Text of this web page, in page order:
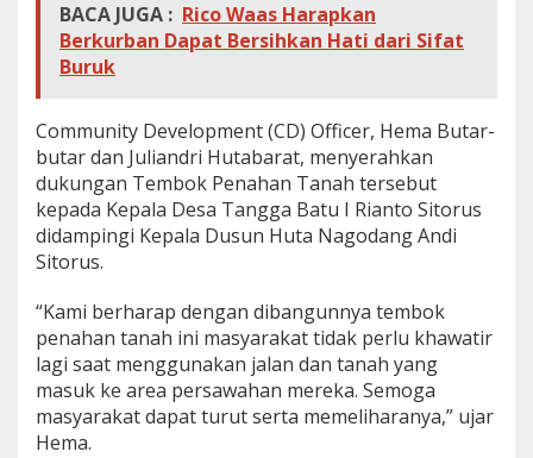
BACA JUGA : Rico Waas Harapkan
Berkurban Dapat Bersihkan Hati dari Sifat
Buruk
Community Development (CD) Officer, Hema Butar-
butar dan Juliandri Hutabarat, menyerahkan
dukungan Tembok Penahan Tanah tersebut
kepada Kepala Desa Tangga Batu I Rianto Sitorus
didampingi Kepala Dusun Huta Nagodang Andi
Sitorus.
“Kami berharap dengan dibangunnya tembok
penahan tanah ini masyarakat tidak perlu khawatir
lagi saat menggunakan jalan dan tanah yang
masuk ke area persawahan mereka. Semoga
masyarakat dapat turut serta memeliharanya,” ujar
Hema.